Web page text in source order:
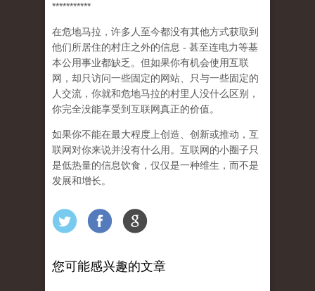
***********
在危地马拉，许多人至今都没有其他方式获取到
他们所居住的村庄之外的信息 - 甚至连电力等基
本公用事业都缺乏。但如果你有机会使用互联
网，却只访问一些固定的网站、只与一些固定的
人交流，你就和危地马拉的村里人没什么区别，
你完全没能享受到互联网真正的价值。
如果你不能在最大程度上创造、创新或推动，互
联网对你来说并没有什么用。互联网的小圈子只
是低热量的信息饮食，仅仅是一种维生，而不是
发展和增长。
您可能感兴趣的文章